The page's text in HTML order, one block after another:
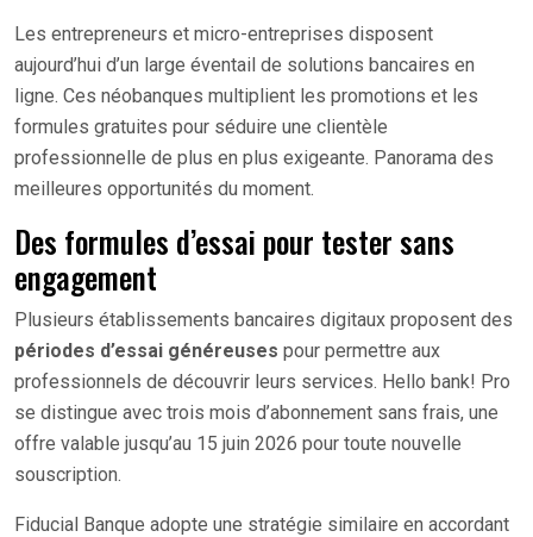
Les entrepreneurs et micro-entreprises disposent
aujourd’hui d’un large éventail de solutions bancaires en
ligne. Ces néobanques multiplient les promotions et les
formules gratuites pour séduire une clientèle
professionnelle de plus en plus exigeante. Panorama des
meilleures opportunités du moment.
Des formules d’essai pour tester sans
engagement
Plusieurs établissements bancaires digitaux proposent des
périodes d’essai généreuses pour permettre aux
professionnels de découvrir leurs services. Hello bank! Pro
se distingue avec trois mois d’abonnement sans frais, une
offre valable jusqu’au 15 juin 2026 pour toute nouvelle
souscription.
Fiducial Banque adopte une stratégie similaire en accordant